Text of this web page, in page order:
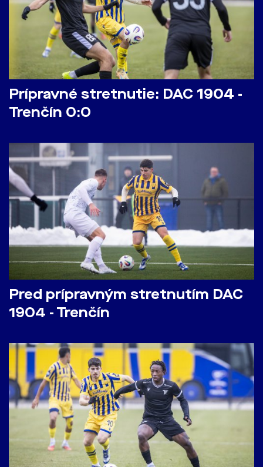
Prípravné stretnutie: DAC 1904 -
Trenčín 0:0
Pred prípravným stretnutím DAC
1904 - Trenčín